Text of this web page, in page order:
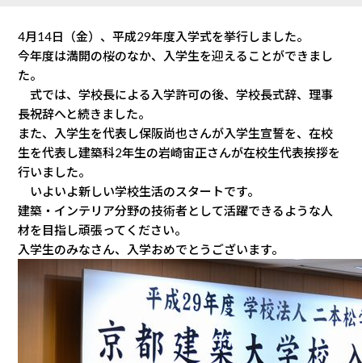
4月14日（金）、平成29年度入学式を挙行しました。
今年度は満開の桜のなか、入学生を迎えることができまし
た。
式では、学校長による入学許可の後、学校長式辞、理事
長祝辞へと続きました。
また、入学生を代表し保阪尚也さんが入学生宣誓を、在校
生を代表し建築科2年生の岩崎宙正さんが在校生代表挨拶を
行いました。
いよいよ新しい学校生活のスタートです。
建築・インテリア分野の技術者として活躍できるような人
材を目指し頑張ってください。
入学生のみなさん、入学おめでとうございます。